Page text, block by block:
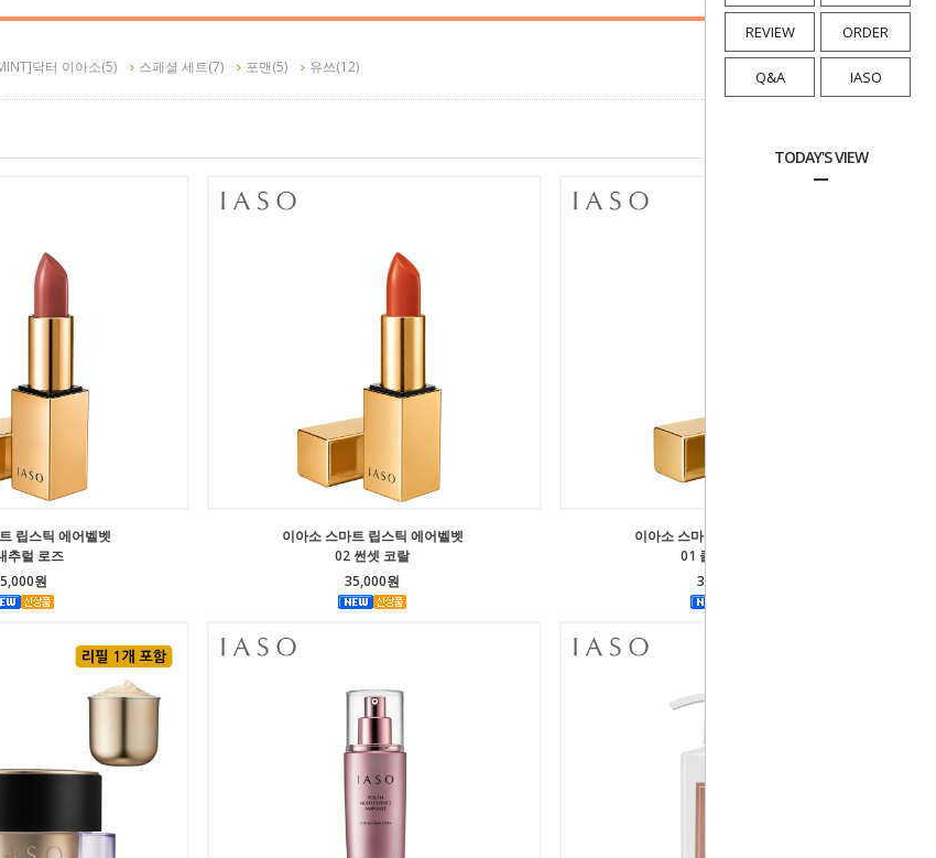
REVIEW ORDER
Q&A IASO
TODAY'S VIEW
닥터 이아소(5) 스페셜 세트(7) 포맨(5) 유쓰(12)
립스틱 에어벨벳
추럴 로즈
원
이아소 스마트 립스틱 에어벨벳
02 썬셋 코랄
35,000원
이아소 스마트 립스틱 에어벨벳
01 클래식 레드
35,000원